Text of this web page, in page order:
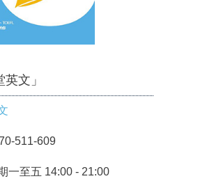
文」
511-609
一至五 14:00 - 21:00